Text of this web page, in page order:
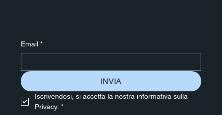
Email *
INVIA
Iscrivendosi, si accetta la nostra informativa sulla
Privacy. *